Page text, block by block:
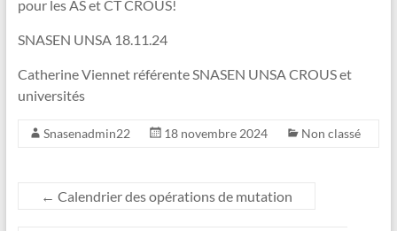
pour les AS et CT CROUS!
SNASEN UNSA 18.11.24
Catherine Viennet référente SNASEN UNSA CROUS et
universités
Snasenadmin22 18 novembre 2024 Non classé
← Calendrier des opérations de mutation